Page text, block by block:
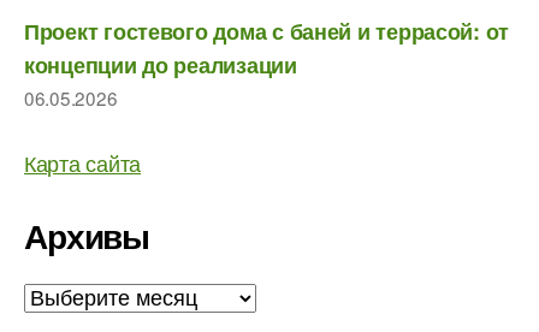
Проект гостевого дома с баней и террасой: от
концепции до реализации
06.05.2026
Карта сайта
Архивы
Архивы